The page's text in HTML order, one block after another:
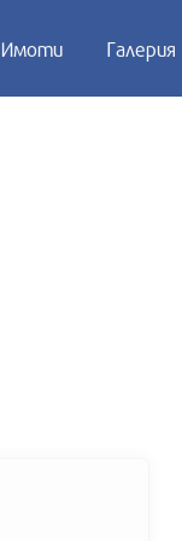
Имоти Галерия